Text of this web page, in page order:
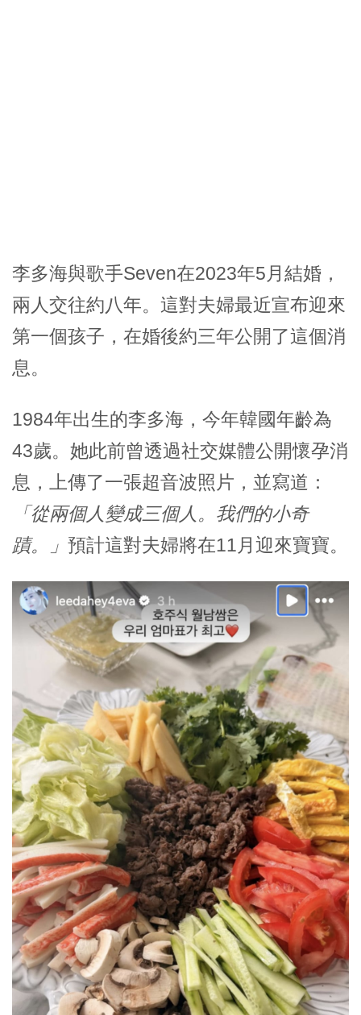
李多海與歌手Seven在2023年5月結婚，
兩人交往約八年。這對夫婦最近宣布迎來
第一個孩子，在婚後約三年公開了這個消
息。
1984年出生的李多海 ，今年韓國年齡為
43歲。她此前曾透過社交媒體公開懷孕消
息，上傳了一張超音波照片，並寫道：
「從兩個人變成三個人。我們的小奇
蹟。」 預計這對夫婦將在11月迎來寶寶。